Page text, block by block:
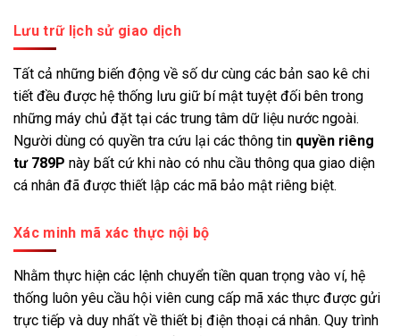
Lưu trữ lịch sử giao dịch
Tất cả những biến động về số dư cùng các bản sao kê chi
tiết đều được hệ thống lưu giữ bí mật tuyệt đối bên trong
những máy chủ đặt tại các trung tâm dữ liệu nước ngoài.
Người dùng có quyền tra cứu lại các thông tin quyền riêng
tư 789P này bất cứ khi nào có nhu cầu thông qua giao diện
cá nhân đã được thiết lập các mã bảo mật riêng biệt.
Xác minh mã xác thực nội bộ
Nhằm thực hiện các lệnh chuyển tiền quan trọng vào ví, hệ
thống luôn yêu cầu hội viên cung cấp mã xác thực được gửi
trực tiếp và duy nhất về thiết bị điện thoại cá nhân. Quy trình